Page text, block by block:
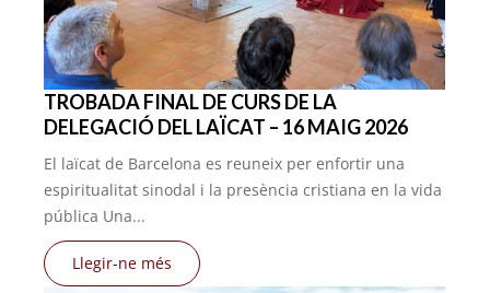
TROBADA FINAL DE CURS DE LA
DELEGACIÓ DEL LAÏCAT – 16 MAIG 2026
El laïcat de Barcelona es reuneix per enfortir una
espiritualitat sinodal i la presència cristiana en la vida
pública Una...
Llegir-ne més